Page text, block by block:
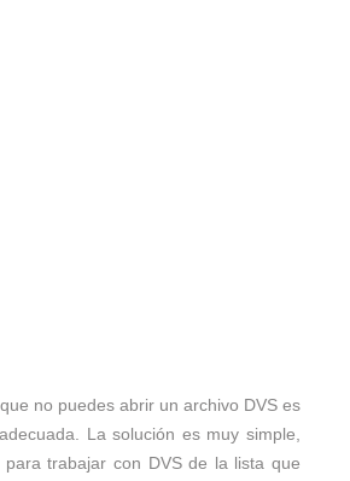
no puedes abrir un archivo DVS es
La solución es muy simple,
trabajar con DVS de la lista que